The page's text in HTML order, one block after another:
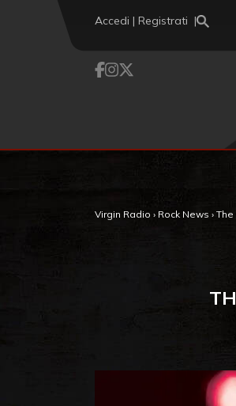
Accedi | Registrati
Virgin Radio › Rock News › The